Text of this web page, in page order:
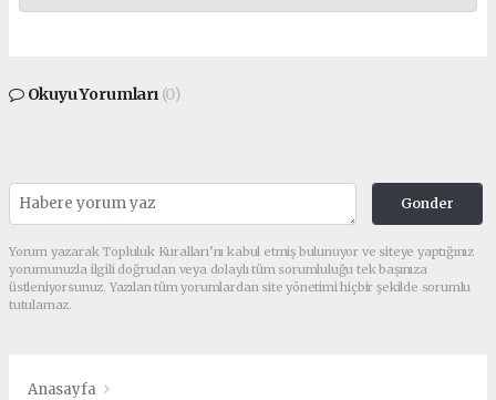
Okuyu Yorumları (0)
Gonder
Yorum yazarak Topluluk Kuralları’nı kabul etmiş bulunuyor ve siteye yaptığınız
yorumunuzla ilgili doğrudan veya dolaylı tüm sorumluluğu tek başınıza
üstleniyorsunuz. Yazılan tüm yorumlardan site yönetimi hiçbir şekilde sorumlu
tutulamaz.
Anasayfa